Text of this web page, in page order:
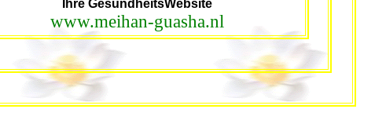
Ihre GesundheitsWebsite
www.meihan-guasha.nl